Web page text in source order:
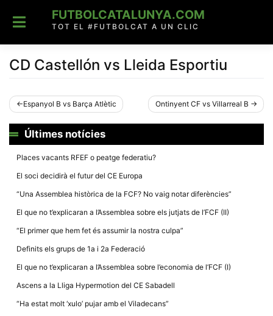
content
FUTBOLCATALUNYA.COM
TOT EL #FUTBOLCAT A UN CLIC
CD Castellón vs Lleida Esportiu
Navegació
d'entrades
Espanyol B vs Barça Atlètic Ontinyent CF vs Villarreal B
Últimes notícies
Places vacants RFEF o peatge federatiu?
El soci decidirà el futur del CE Europa
“Una Assemblea històrica de la FCF? No vaig notar diferències”
El que no t’explicaran a l’Assemblea sobre els jutjats de l’FCF (II)
“El primer que hem fet és assumir la nostra culpa”
Definits els grups de 1a i 2a Federació
El que no t’explicaran a l’Assemblea sobre l’economia de l’FCF (I)
Ascens a la Lliga Hypermotion del CE Sabadell
“Ha estat molt ‘xulo’ pujar amb el Viladecans”